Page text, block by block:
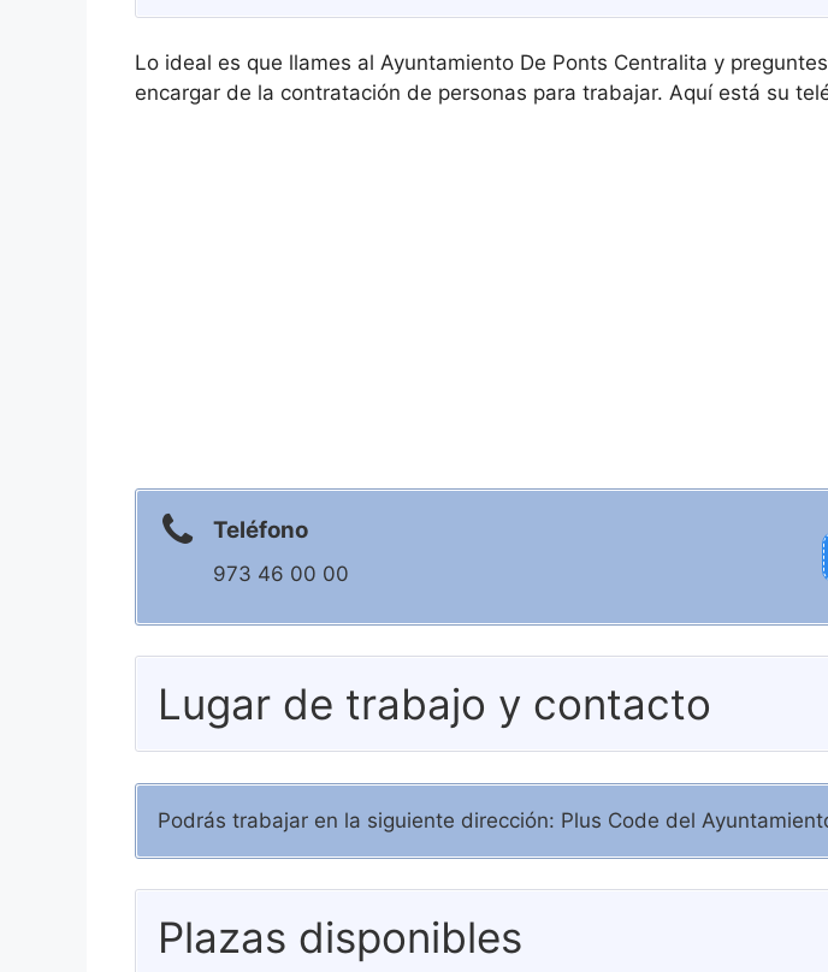
Lo ideal es que llames al Ayuntamiento De Ponts Centralita y
encargar de la contratación de personas para trabajar. Aquí está su
Teléfono
973 46 00 00
Lugar de trabajo y contacto
Podrás trabajar en la siguiente dirección: Plus Code del
Plazas disponibles